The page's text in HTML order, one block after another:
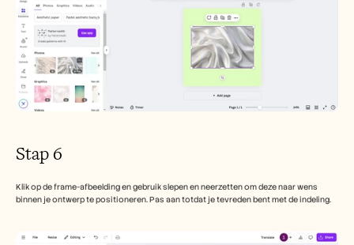
Stap 6
Klik op de frame-afbeelding en gebruik slepen en neerzetten om deze naar wens
binnen je ontwerp te positioneren. Pas aan totdat je tevreden bent met de indeling.